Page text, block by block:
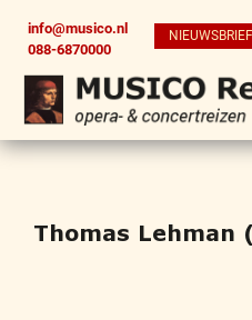
info@musico.nl
088-6870000
NIEUWSBRIEF
Thomas Lehman